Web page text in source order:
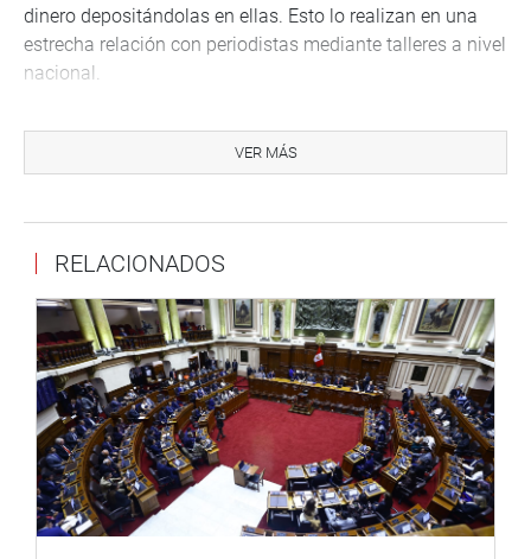
dinero depositándolas en ellas. Esto lo realizan en una
estrecha relación con periodistas mediante talleres a nivel
nacional.
SBS en Chimbote, Ayacucho y Puno que se especializarán
en cooperativas, ya que son zonas que tienen el mayor
PRENSA CONGRESO
VER MÁS
RELACIONADOS